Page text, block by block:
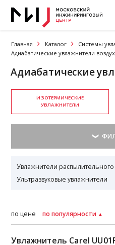
Главная Каталог
Системы
Адиабатические увлажнители
Адиабатические
ИЗОТЕРМИЧЕСКИЕ
УВЛАЖНИТЕЛИ
Увлажнители распылительного
Ультразвуковые увлажнители
по цене по популярности
Увлажнитель Carel